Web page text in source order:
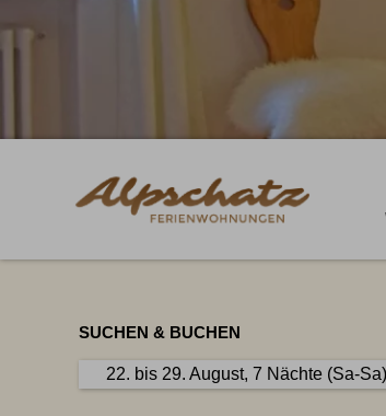
SUCHEN & BUCHEN
22. bis 29. August, 7 Nächte (Sa-Sa)